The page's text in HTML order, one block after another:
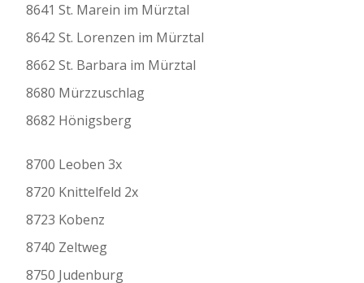
8641 St. Marein im Mürztal
8642 St. Lorenzen im Mürztal
8662 St. Barbara im Mürztal
8680 Mürzzuschlag
8682 Hönigsberg
8700 Leoben 3x
8720 Knittelfeld 2x
8723 Kobenz
8740 Zeltweg
8750 Judenburg